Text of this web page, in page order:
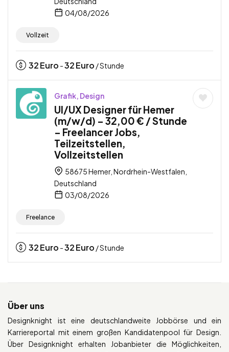
04/08/2026
Vollzeit
32Euro -32Euro / Stunde
Grafik, Design
UI/UX Designer für Hemer
(m/w/d) – 32,00 € / Stunde
– Freelancer Jobs,
Teilzeitstellen,
Vollzeitstellen
58675 Hemer, Nordrhein-Westfalen,
Deutschland
03/08/2026
Freelance
32Euro -32Euro / Stunde
Über uns
Designknight ist eine deutschlandweite Jobbörse und ein
Karriereportal mit einem großen Kandidatenpool für Design.
Über Designknight erhalten Jobanbieter die Möglichkeiten,